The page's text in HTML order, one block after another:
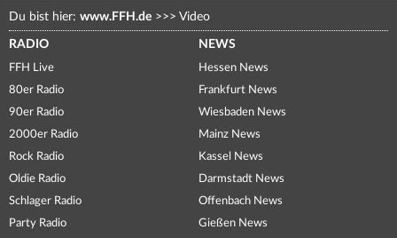
Du bist hier: www.FFH.de >>> Video
RADIO
FFH Live
80er Radio
90er Radio
2000er Radio
Rock Radio
Oldie Radio
Schlager Radio
Party Radio
NEWS
Hessen News
Frankfurt News
Wiesbaden News
Mainz News
Kassel News
Darmstadt News
Offenbach News
Gießen News